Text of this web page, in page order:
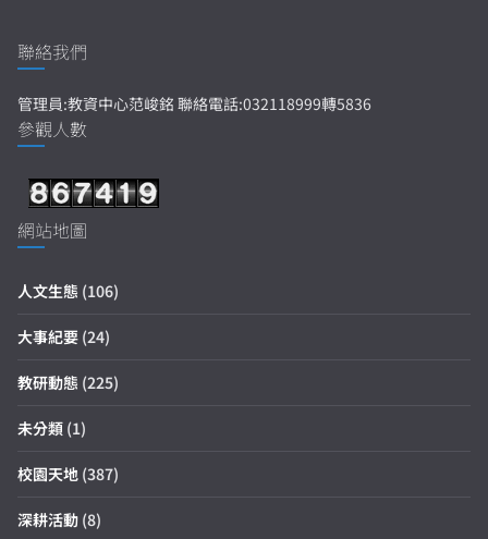
聯絡我們
管理員:教資中心范峻銘 聯絡電話:032118999轉5836
參觀人數
網站地圖
人文生態 (106)
大事紀要 (24)
教研動態 (225)
未分類 (1)
校園天地 (387)
深耕活動 (8)